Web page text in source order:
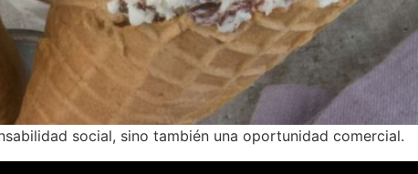
social, sino también una oportunidad comercial.